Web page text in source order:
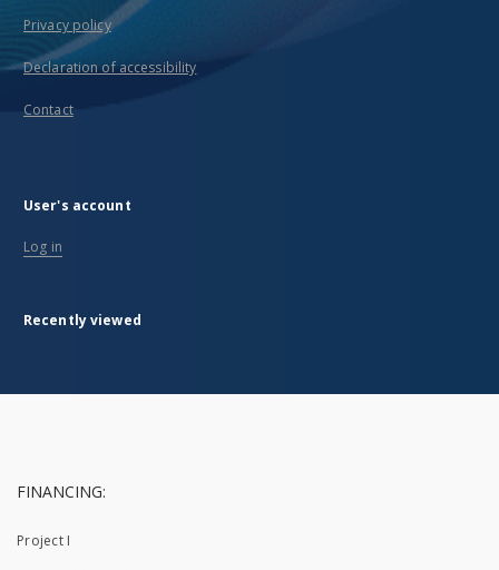
Privacy policy
Declaration of accessibility
Contact
User's account
Log in
Recently viewed
FINANCING:
Project I